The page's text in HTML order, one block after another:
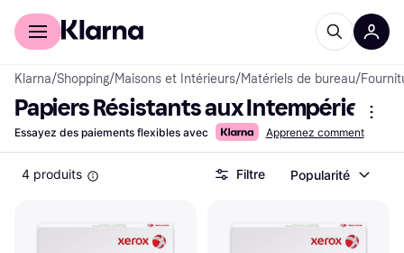
Acheter avec Klarna
Klarna/Shopping/Maisons et Intérieurs/Matériels de bureau/
Papiers Résistants aux Intempéries
Essayez des paiements flexibles avec Apprenez comment
4 produits Filtre Popularité